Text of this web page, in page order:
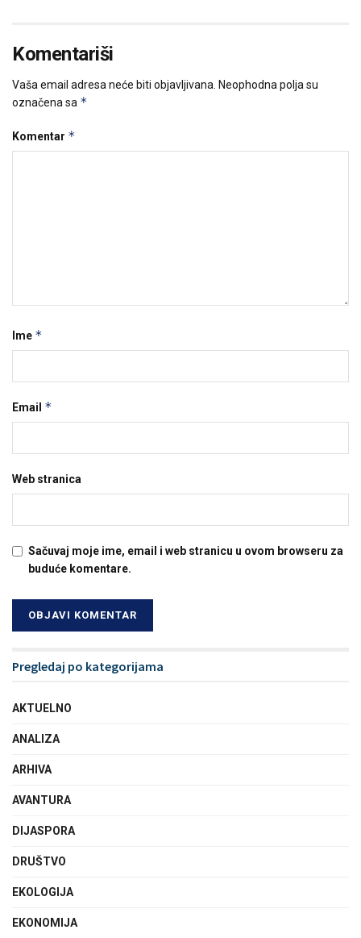
Komentariši
Vaša email adresa neće biti objavljivana. Neophodna polja su
označena sa *
Komentar *
Ime *
Email *
Web stranica
Sačuvaj moje ime, email i web stranicu u ovom browseru za
buduće komentare.
Pregledaj po kategorijama
AKTUELNO
ANALIZA
ARHIVA
AVANTURA
DIJASPORA
DRUŠTVO
EKOLOGIJA
EKONOMIJA